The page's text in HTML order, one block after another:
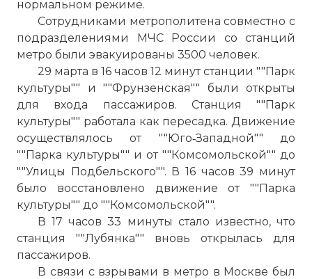
нормальном режиме.
Сотрудниками метрополитена совместно с
подразделениями МЧС России со станций
метро были эвакуированы 3500 человек.
29 марта в 16 часов 12 минут станции ""Парк
культуры"" и ""Фрунзенская"" были открыты
для входа пассажиров. Станция ""Парк
культуры"" работала как пересадка. Движение
осуществлялось от ""Юго‑Западной"" до
""Парка культуры"" и от ""Комсомольской"" до
""Улицы Подбельского"". В 16 часов 39 минут
было восстановлено движение от ""Парка
культуры"" до ""Комсомольской"".
В 17 часов 33 минуты стало известно, что
станция ""Лубянка"" вновь открылась для
пассажиров.
В связи с взрывами в метро в Москве был
☓